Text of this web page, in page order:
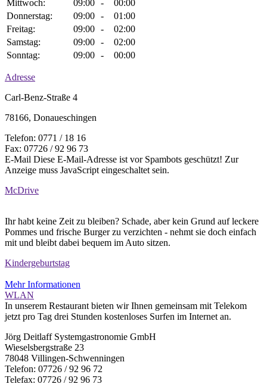
Mittwoch:
09:00 -
00:00
Donnerstag:
09:00 -
01:00
Freitag:
09:00 -
02:00
Samstag:
09:00 -
02:00
Sonntag:
09:00 - 00:00
Adresse
Carl-Benz-Straße 4
78166, Donaueschingen
Telefon: 0771 / 18 16
Fax: 07726 / 92 96 73
E-Mail Diese E-Mail-Adresse ist vor Spambots geschützt! Zur
Anzeige muss JavaScript eingeschaltet sein.
McDrive
Ihr habt keine Zeit zu bleiben? Schade, aber kein Grund auf leckere
Pommes und frische Burger zu verzichten - nehmt sie doch einfach
mit und bleibt dabei bequem im Auto sitzen.
Kindergeburtstag
Mehr Informationen
WLAN
In unserem Restaurant bieten wir Ihnen gemeinsam mit Telekom
jetzt pro Tag drei Stunden kostenloses Surfen im Internet an.
Jörg Deitlaff Systemgastronomie GmbH
Wieselsbergstraße 23
78048 Villingen-Schwenningen
Telefon: 07726 / 92 96 72
Telefax: 07726 / 92 96 73